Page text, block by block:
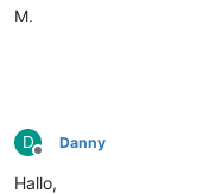
M.
D
Offline
Danny
Hallo,